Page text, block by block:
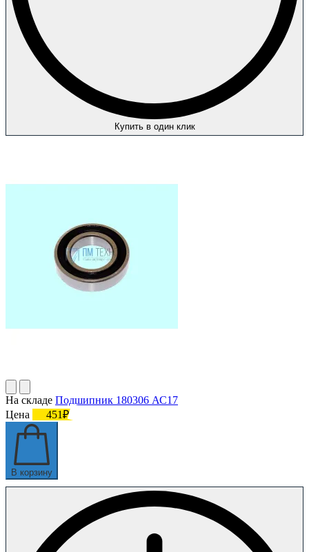
Купить в один клик
На складе Подшипник 180306 АС17
Цена
451₽
В корзину